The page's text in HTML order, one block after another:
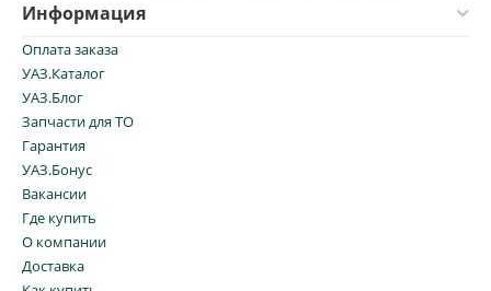
Информация
Оплата заказа
УАЗ.Каталог
УАЗ.Блог
Запчасти для ТО
Гарантия
УАЗ.Бонус
Вакансии
Где купить
О компании
Доставка